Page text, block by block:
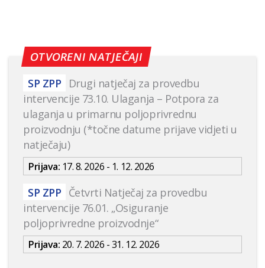
OTVORENI NATJEČAJI
SP ZPP
Drugi natječaj za provedbu
intervencije 73.10. Ulaganja – Potpora za
ulaganja u primarnu poljoprivrednu
proizvodnju (*točne datume prijave vidjeti u
natječaju)
Prijava: 17. 8. 2026 - 1. 12. 2026
SP ZPP Četvrti Natječaj za provedbu
intervencije 76.01. „Osiguranje
poljoprivredne proizvodnje“
Prijava: 20. 7. 2026 - 31. 12. 2026